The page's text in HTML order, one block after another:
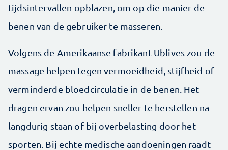
tijdsintervallen opblazen, om op die manier de
benen van de gebruiker te masseren.
Volgens de Amerikaanse fabrikant Ublives zou de
massage helpen tegen vermoeidheid, stijfheid of
verminderde bloedcirculatie in de benen. Het
dragen ervan zou helpen sneller te herstellen na
langdurig staan of bij overbelasting door het
sporten. Bij echte medische aandoeningen raadt